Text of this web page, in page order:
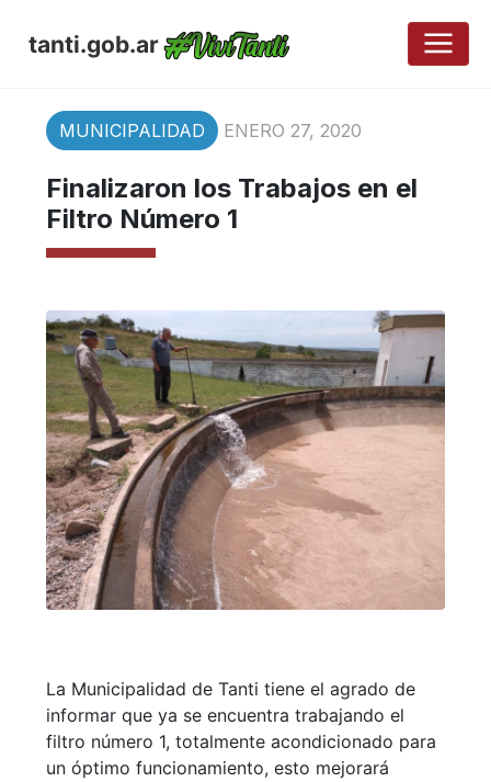
tanti.gob.ar
MUNICIPALIDAD ENERO 27, 2020
Finalizaron los Trabajos en el
Filtro Número 1
La Municipalidad de Tanti tiene el agrado de
informar que ya se encuentra trabajando el
filtro número 1, totalmente acondicionado para
un óptimo funcionamiento, esto mejorará